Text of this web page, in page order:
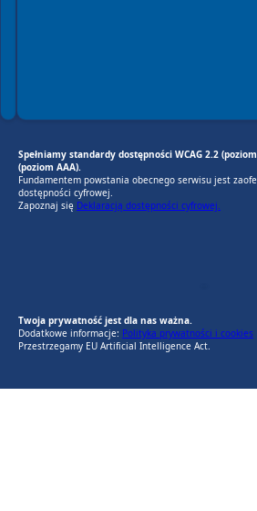
Spełniamy standardy dostępności WCAG 2.2
(poziom AAA).
Fundamentem powstania obecnego serwisu jest
dostępności cyfrowej.
Zapoznaj się Deklaracją dostępności cyfrowej.
Twoja prywatność jest dla nas ważna.
Dodatkowe informacje: Polityka prywatności i cookies
Przestrzegamy EU Artificial Intelligence Act.